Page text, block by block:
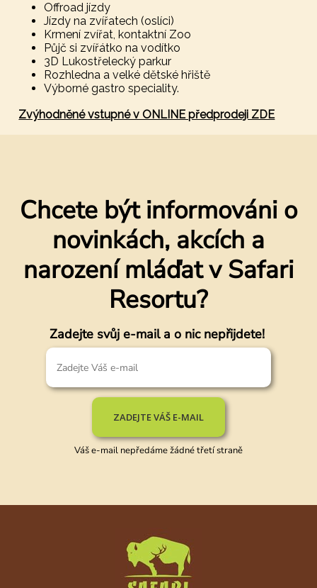
Offroad jízdy
Jízdy na zvířatech (oslíci)
Krmení zvířat, kontaktní Zoo
Půjč si zvířátko na vodítko
3D Lukostřelecký parkur
Rozhledna a velké dětské hřiště
Výborné gastro speciality.
Zvýhodněné vstupné v ONLINE předprodeji ZDE
Chcete být informováni o
novinkách, akcích a
narození mláďat v Safari
Resortu?
Zadejte svůj e-mail a o nic nepřijdete!
ZADEJTE VÁŠ E-MAIL
Váš e-mail nepředáme žádné třetí straně